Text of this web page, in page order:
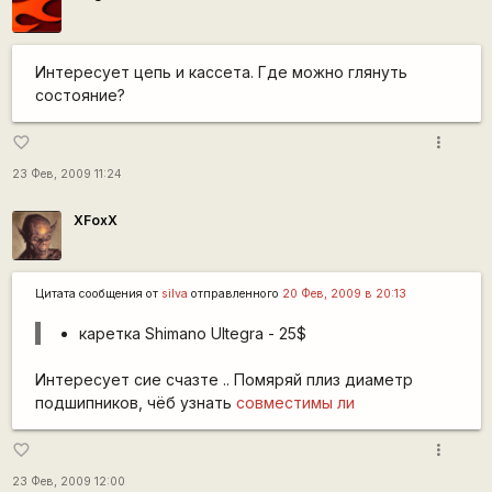
Интересует цепь и кассета. Где можно глянуть
состояние?
favorite_border
23 Фев, 2009 11:24
more_vert
XFoxX
Цитата сообщения от silva отправленного 20 Фев, 2009 в 20:13
каретка Shimano Ultegra - 25$
Интересует сие счазте .. Помяряй плиз диаметр
подшипников, чёб узнать совместимы ли
favorite_border
23 Фев, 2009 12:00
more_vert